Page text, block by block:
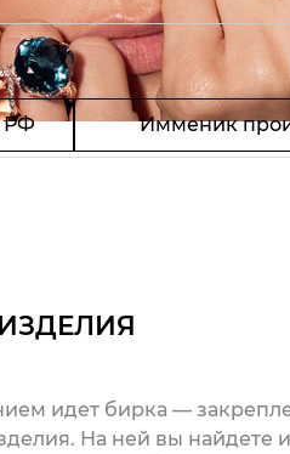
РФ Имменик
идет бирка —
На ней вы